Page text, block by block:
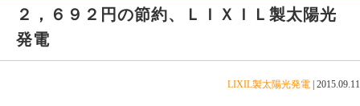
２，６９２円の節約、ＬＩＸＩＬ製太陽光
発電
LIXIL製太陽光発電 2015.09.11